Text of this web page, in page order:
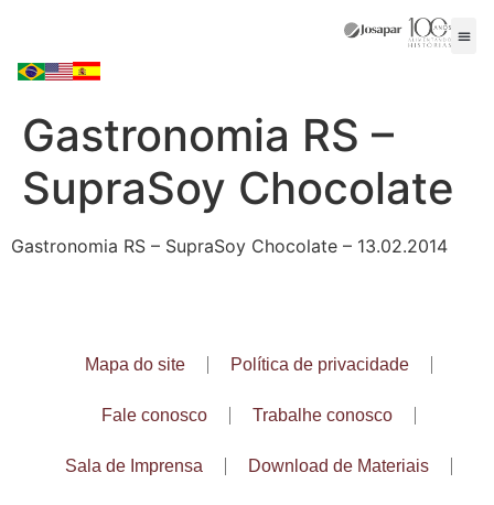
Gastronomia RS –
SupraSoy Chocolate
Gastronomia RS – SupraSoy Chocolate – 13.02.2014
Mapa do site Política de privacidade
Fale conosco Trabalhe conosco
Sala de Imprensa Download de Materiais